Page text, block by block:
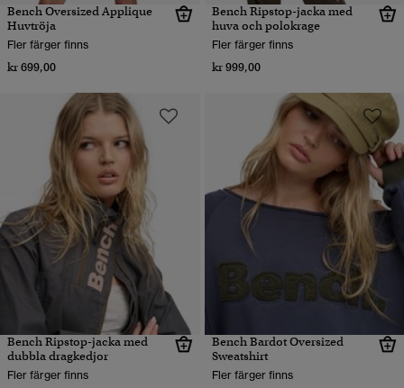
Bench Oversized Applique
Huvtröja
Fler färger finns
kr 699,00
Bench Ripstop-jacka med
huva och polokrage
Fler färger finns
kr 999,00
Bench Ripstop-jacka med
dubbla dragkedjor
Fler färger finns
Bench Bardot Oversized
Sweatshirt
Fler färger finns